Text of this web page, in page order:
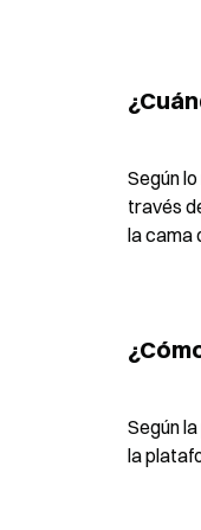
Según
través
la cama
Según
la